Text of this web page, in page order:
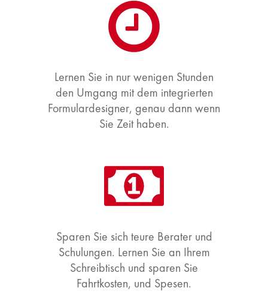
Lernen Sie in nur wenigen Stunden
den Umgang mit dem integrierten
Formulardesigner, genau dann wenn
Sie Zeit haben.
Sparen Sie sich teure Berater und
Schulungen. Lernen Sie an Ihrem
Schreibtisch und sparen Sie
Fahrtkosten, und Spesen.